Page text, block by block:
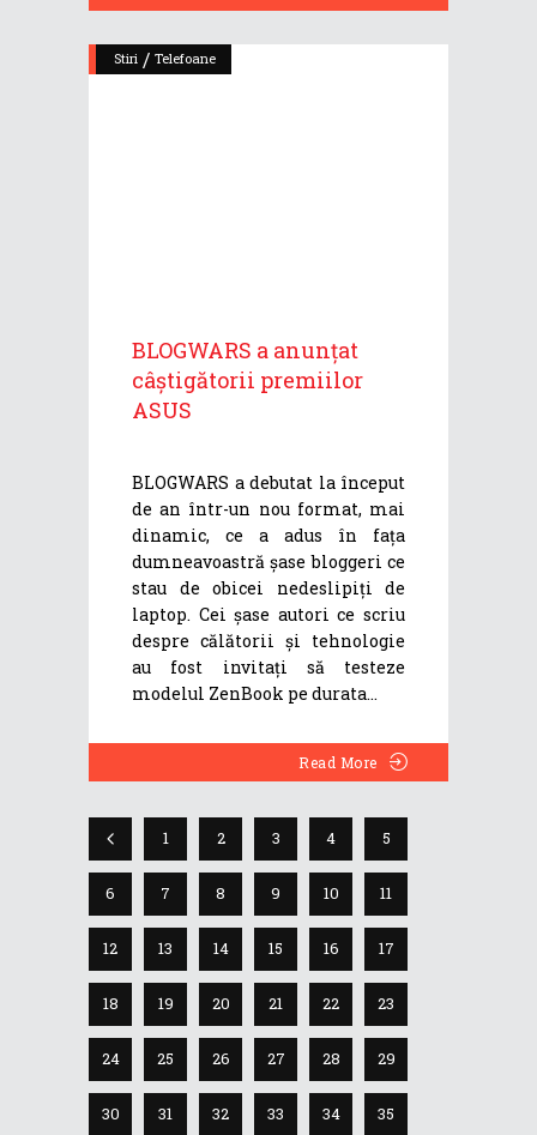
Stiri / Telefoane
BLOGWARS a anunțat
câștigătorii premiilor
ASUS
BLOGWARS a debutat la început
de an într-un nou format, mai
dinamic, ce a adus în fața
dumneavoastră șase bloggeri ce
stau de obicei nedeslipiți de
laptop. Cei șase autori ce scriu
despre călătorii și tehnologie
au fost invitați să testeze
modelul ZenBook pe durata
Read More
1 2 3 4 5
6 7 8 9 10 11
12 13 14 15 16 17
18 19 20 21 22 23
24 25 26 27 28 29
30 31 32 33 34 35